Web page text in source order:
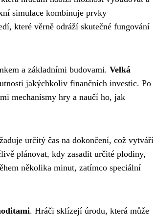
simulace kombinuje prvky
které věrně odráží skutečné fungování
a základními budovami. Velká
jakýchkoliv finančních investic. Po
mechanismy hry a naučí ho, jak
určitý čas na dokončení, což vytváří
plánovat, kdy zasadit určité plodiny,
několika minut, zatímco speciální
. Hráči sklízejí úrodu, která může